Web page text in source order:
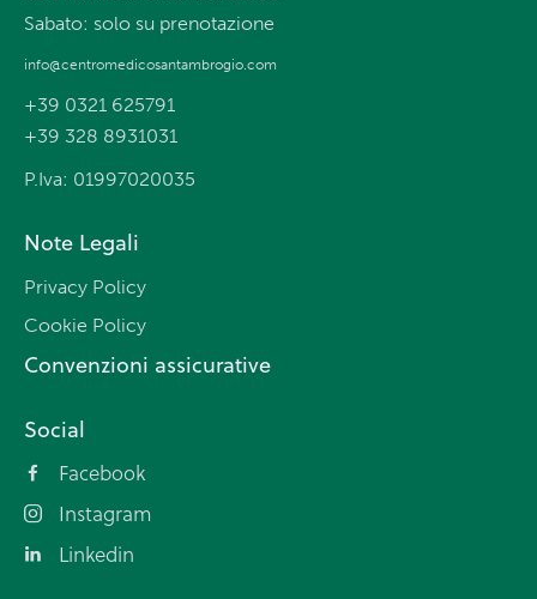
Sabato: solo su prenotazione
info@centromedicosantambrogio.com
+39 0321 625791
+39 328 8931031
P.Iva: 01997020035
Note Legali
Privacy Policy
Cookie Policy
Convenzioni assicurative
Social
Facebook
Instagram
Linkedin